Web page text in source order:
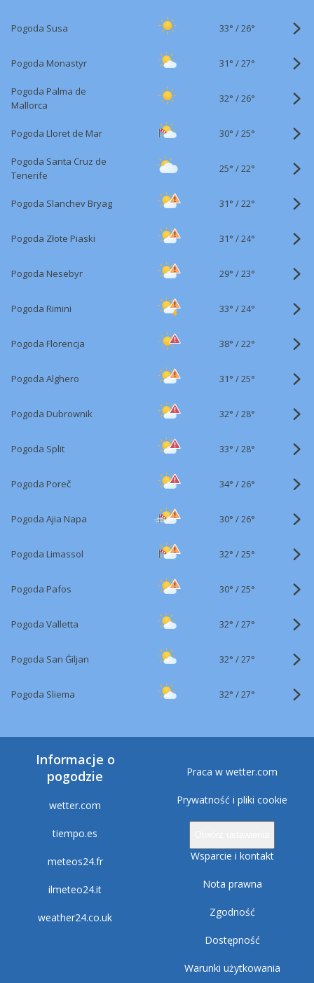
Pogoda Susa 33° /26°
Pogoda Monastyr 31° /27°
Pogoda Palma de
Mallorca
32° /26°
Pogoda Lloret de Mar 30° /25°
Pogoda Santa Cruz de
Tenerife
25° /22°
Pogoda Slanchev Bryag 31° /22°
Pogoda Złote Piaski 31° /24°
Pogoda Nesebyr 29° /23°
Pogoda Rimini 33° /24°
Pogoda Florencja 38° /22°
Pogoda Alghero 31° /25°
Pogoda Dubrownik 32° /28°
Pogoda Split 33° /28°
Pogoda Poreč 34° /26°
Pogoda Ajia Napa 30° /26°
Pogoda Limassol 32° /25°
Pogoda Pafos 30° /25°
Pogoda Valletta 32° /27°
Pogoda San Ġiljan 32° /27°
Pogoda Sliema 32° /27°
Informacje o
pogodzie
wetter.com
tiempo.es
meteos24.fr
ilmeteo24.it
weather24.co.uk
Praca w wetter.com
Prywatność i pliki cookie
Wsparcie i kontakt
Nota prawna
Zgodność
Dostępność
Warunki użytkowania